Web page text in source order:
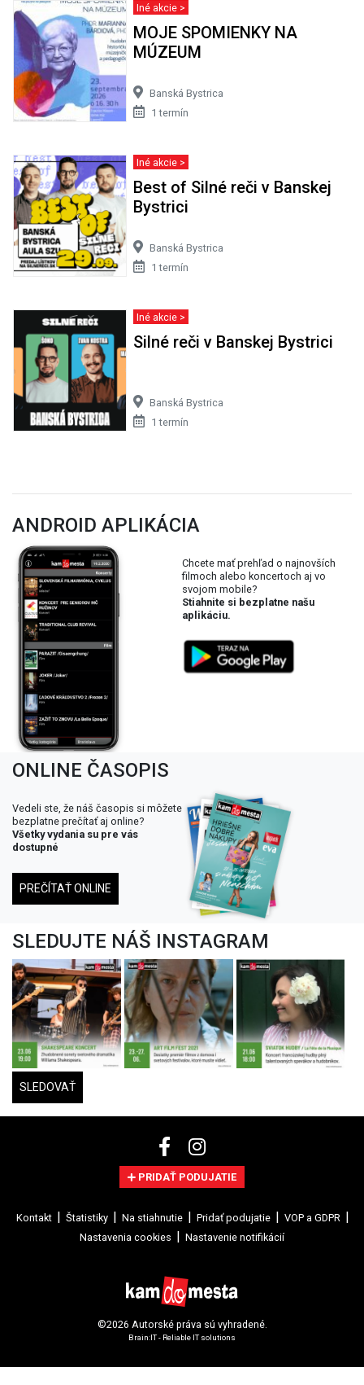
Iné akcie >
MOJE SPOMIENKY NA
MÚZEUM
Banská Bystrica
1 termín
Iné akcie >
Best of Silné reči v Banskej
Bystrici
Banská Bystrica
1 termín
Iné akcie >
Silné reči v Banskej Bystrici
Banská Bystrica
1 termín
ANDROID APLIKÁCIA
Chcete mať prehľad o najnovších
filmoch alebo koncertoch aj vo
svojom mobile?
Stiahnite si bezplatne našu
aplikáciu.
ONLINE ČASOPIS
Vedeli ste, že náš časopis si môžete
bezplatne prečítať aj online?
Všetky vydania su pre vás
dostupné
PREČÍTAŤ ONLINE
SLEDUJTE NÁŠ INSTAGRAM
SLEDOVAŤ
PRIDAŤ PODUJATIE
Kontakt Štatistiky Na stiahnutie Pridať podujatie
VOP a GDPR
Nastavenia cookies
Nastavenie notifikácií
©2026 Autorské práva sú vyhradené.
Brain:IT - Reliable IT solutions